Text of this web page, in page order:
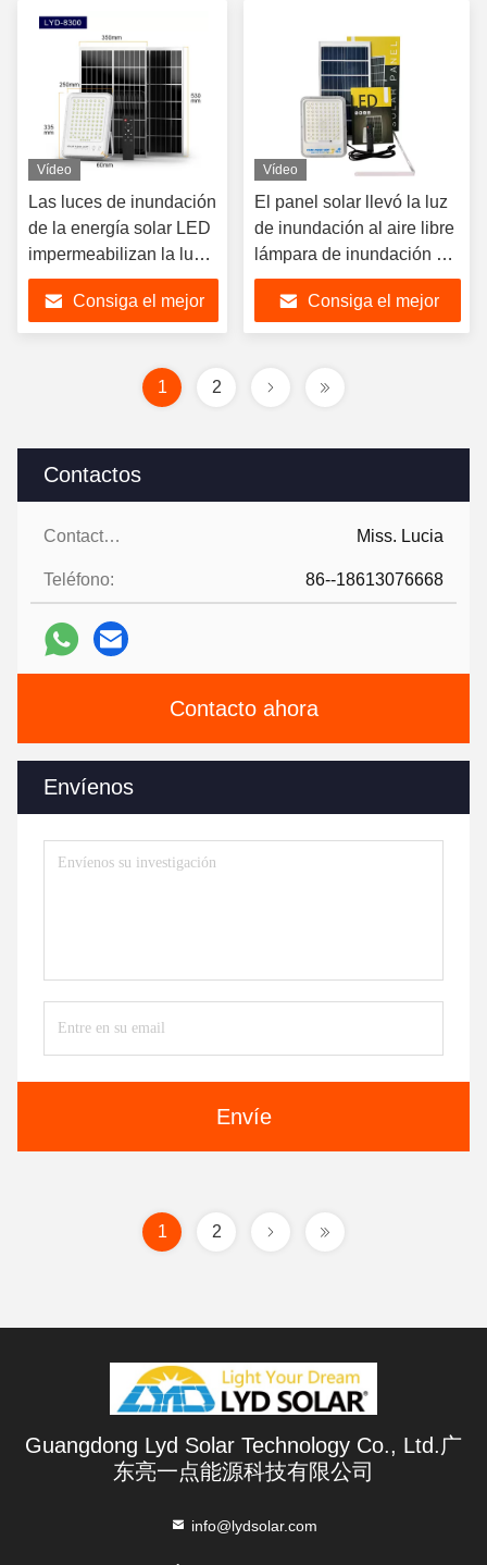
Contactos
Contactos: Miss. Lucia
Teléfono: 86--18613076668
Contacto ahora
Envíenos
Envíe
Vídeo
Las luces de inundación
de la energía solar LED
impermeabilizan la luz
solar del alto brillo
Consiga el mejor
Vídeo
El panel solar llevó la luz
de inundación al aire libre
lámpara de inundación de
Soalr de 300 vatios
Consiga el mejor
1 2
1 2
Guangdong Lyd Solar Technology Co., Ltd.广
东亮一点能源科技有限公司
info@lydsolar.com